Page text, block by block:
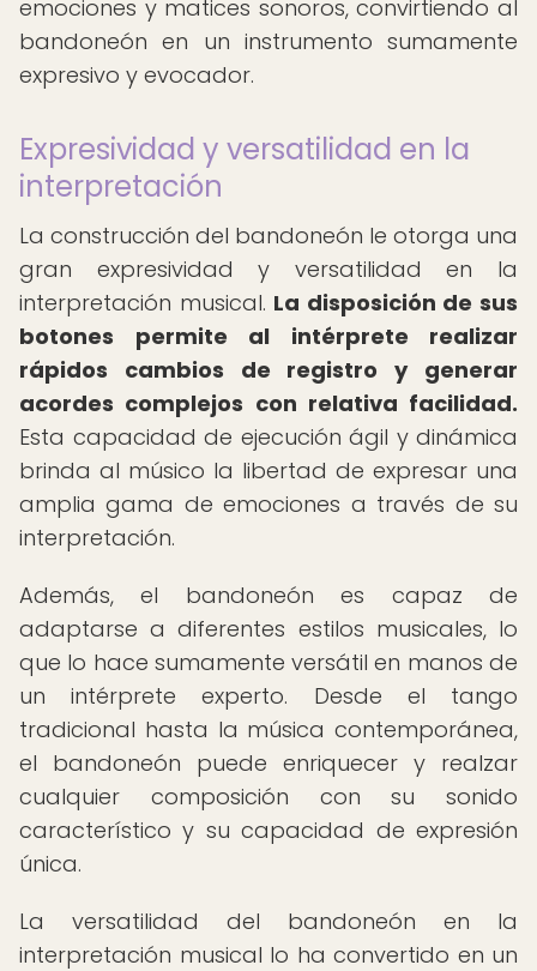
emociones y matices sonoros, convirtiendo al
bandoneón en un instrumento sumamente
expresivo y evocador.
Expresividad y versatilidad en la
interpretación
La construcción del bandoneón le otorga una
gran expresividad y versatilidad en la
interpretación musical. La disposición de sus
botones permite al intérprete realizar
rápidos cambios de registro y generar
acordes complejos con relativa facilidad.
Esta capacidad de ejecución ágil y dinámica
brinda al músico la libertad de expresar una
amplia gama de emociones a través de su
interpretación.
Además, el bandoneón es capaz de
adaptarse a diferentes estilos musicales, lo
que lo hace sumamente versátil en manos de
un intérprete experto. Desde el tango
tradicional hasta la música contemporánea,
el bandoneón puede enriquecer y realzar
cualquier composición con su sonido
característico y su capacidad de expresión
única.
La versatilidad del bandoneón en la
interpretación musical lo ha convertido en un